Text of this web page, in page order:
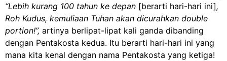
“Lebih kurang 100 tahun ke depan [berarti hari-hari ini],
Roh Kudus, kemuliaan Tuhan akan dicurahkan double
portion!”, artinya berlipat-lipat kali ganda dibanding
dengan Pentakosta kedua. Itu berarti hari-hari ini yang
mana kita kenal dengan nama Pentakosta yang ketiga!